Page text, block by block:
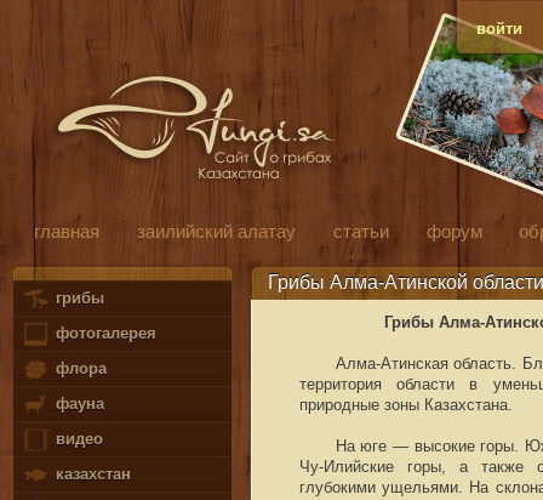
войти
главная заилийский алатау статьи форум
грибы
фотогалерея
флора
фауна
видео
казахстан
Грибы Алма-Атинской
Грибы Алма-
Алма-Атинская область.
территория области в
природные зоны Казахстана.
На юге — высокие горы.
Чу-Илийские горы, а
глубокими ущельями. На